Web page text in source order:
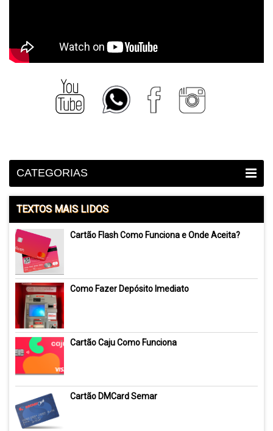
CATEGORIAS
TEXTOS MAIS LIDOS
Cartão Flash Como Funciona e Onde Aceita?
Como Fazer Depósito Imediato
Cartão Caju Como Funciona
Cartão DMCard Semar